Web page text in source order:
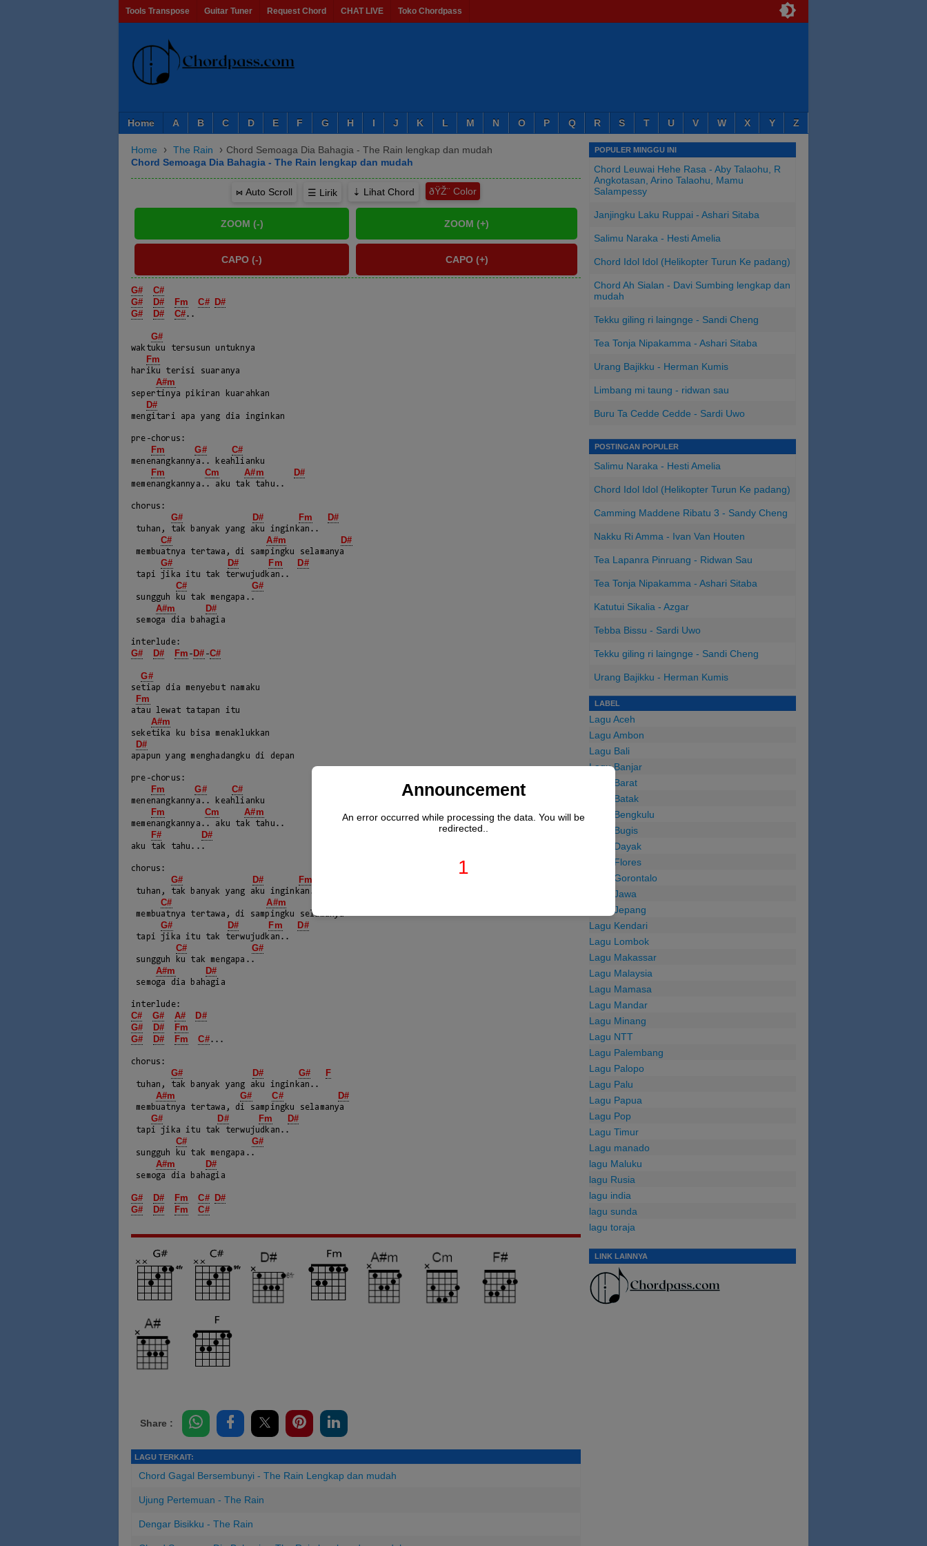
Tools Transpose Guitar Tuner Request Chord CHAT LIVE Toko Chordpass
Home A B C D E F G H I J K L M N O P Q R S T U V W X Y Z
Home › The Rain › Chord Semoaga Dia Bahagia - The Rain lengkap dan mudah
Chord Semoaga Dia Bahagia - The Rain lengkap dan mudah
⋈ Auto Scroll ☰ Lirik ⇣ Lihat Chord ðŸŽ¨
G#
C#
G#
D# Fm C#
D#
G#
D# C#..
G#
waktuku tersusun untuknya
Fm
hariku terisi suaranya
A#m
sepertinya pikiran kuarahkan
D#
mengitari apa yang dia inginkan
pre-chorus:
Fm G# C#
menenangkannya.. keahlianku
Fm Cm A#m D#
memenangkannya.. aku tak tahu..
chorus:
G# D# Fm D#
C# A#m D#
G# D# Fm D#
C# G#
A#m D#
G# D# Fm - D# -C#
G#
setiap dia menyebut namaku
Fm
atau lewat tatapan itu
A#m
seketika ku bisa menaklukkan
D#
apapun yang menghadangku di depan
pre-chorus:
Fm G# C#
menenangkannya.. keahlianku
Fm Cm A#m
memenangkannya.. aku tak tahu..
F# D#
aku tak tahu...
chorus:
G# D# Fm
tuhan, tak banyak yang aku inginkan..
C# A#m
membuatnya tertawa, di sampingku selamanya
G# D# Fm D#
tapi jika itu tak terwujudkan..
C# G#
sungguh ku tak mengapa..
A#m D#
semoga dia bahagia
C# G# A#
D#
G#
D#
Fm
G#
D# Fm C#...
chorus:
G# D# G# F
A#m G# C# D#
G# D# Fm D#
C# G#
A#m D#
G# D# Fm C#
D#
G#
D# Fm C#
Share :
LAGU TERKAIT:
Chord Gagal Bersembunyi - The Rain Lengkap dan mudah
Ujung Pertemuan - The Rain
Dengar Bisikku - The Rain
POPULER MINGGU INI
Chord Leuwai Hehe Rasa - Aby Talaohu, R
Angkotasan, Arino Talaohu, Mamu
Salampessy
Janjingku Laku Ruppai - Ashari Sitaba
Salimu Naraka - Hesti Amelia
Chord Idol Idol (Helikopter Turun Ke padang)
Chord Ah Sialan - Davi Sumbing lengkap dan
mudah
Tekku giling ri laingnge - Sandi Cheng
Tea Tonja Nipakamma - Ashari Sitaba
Urang Bajikku - Herman Kumis
Limbang mi taung - ridwan sau
Buru Ta Cedde Cedde - Sardi Uwo
POSTINGAN POPULER
Salimu Naraka - Hesti Amelia
Chord Idol Idol (Helikopter Turun Ke padang)
Camming Maddene Ribatu 3 - Sandy Cheng
Nakku Ri Amma - Ivan Van Houten
Tea Lapanra Pinruang - Ridwan Sau
Tea Tonja Nipakamma - Ashari Sitaba
Katutui Sikalia - Azgar
Tebba Bissu - Sardi Uwo
Tekku giling ri laingnge - Sandi Cheng
Urang Bajikku - Herman Kumis
LABEL
Lagu Aceh
Lagu Ambon
Lagu Bali
Lagu Banjar
Lagu Barat
Lagu Batak
Lagu Bengkulu
Lagu Bugis
Lagu Dayak
Lagu Flores
Lagu Gorontalo
Lagu Jawa
Lagu Jepang
Lagu Kendari
Lagu Lombok
Lagu Makassar
Lagu Malaysia
Lagu Mamasa
Lagu Mandar
Lagu Minang
Lagu NTT
Lagu Palembang
Lagu Palopo
Lagu Palu
Lagu Papua
Lagu Pop
Lagu Timur
Lagu manado
lagu Maluku
lagu Rusia
lagu india
lagu sunda
lagu toraja
LINK LAINNYA
Announcement
An error occurred while processing the data. You will be
redirected..
1